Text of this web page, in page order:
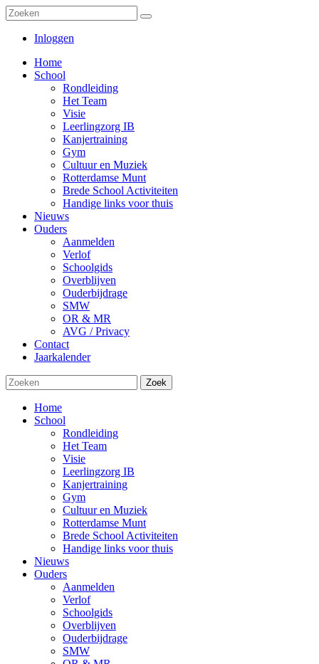
Inloggen
Home
School
Rondleiding
Het Team
Visie
Leerlingzorg IB
Kanjertraining
Gym
Cultuur en Muziek
Rotterdamse Munt
Brede School Activiteiten
Handige links voor thuis
Nieuws
Ouders
Aanmelden
Verlof
Schoolgids
Overblijven
Ouderbijdrage
SMW
OR & MR
AVG / Privacy
Contact
Jaarkalender
Zoek
Home
School
Rondleiding
Het Team
Visie
Leerlingzorg IB
Kanjertraining
Gym
Cultuur en Muziek
Rotterdamse Munt
Brede School Activiteiten
Handige links voor thuis
Nieuws
Ouders
Aanmelden
Verlof
Schoolgids
Overblijven
Ouderbijdrage
SMW